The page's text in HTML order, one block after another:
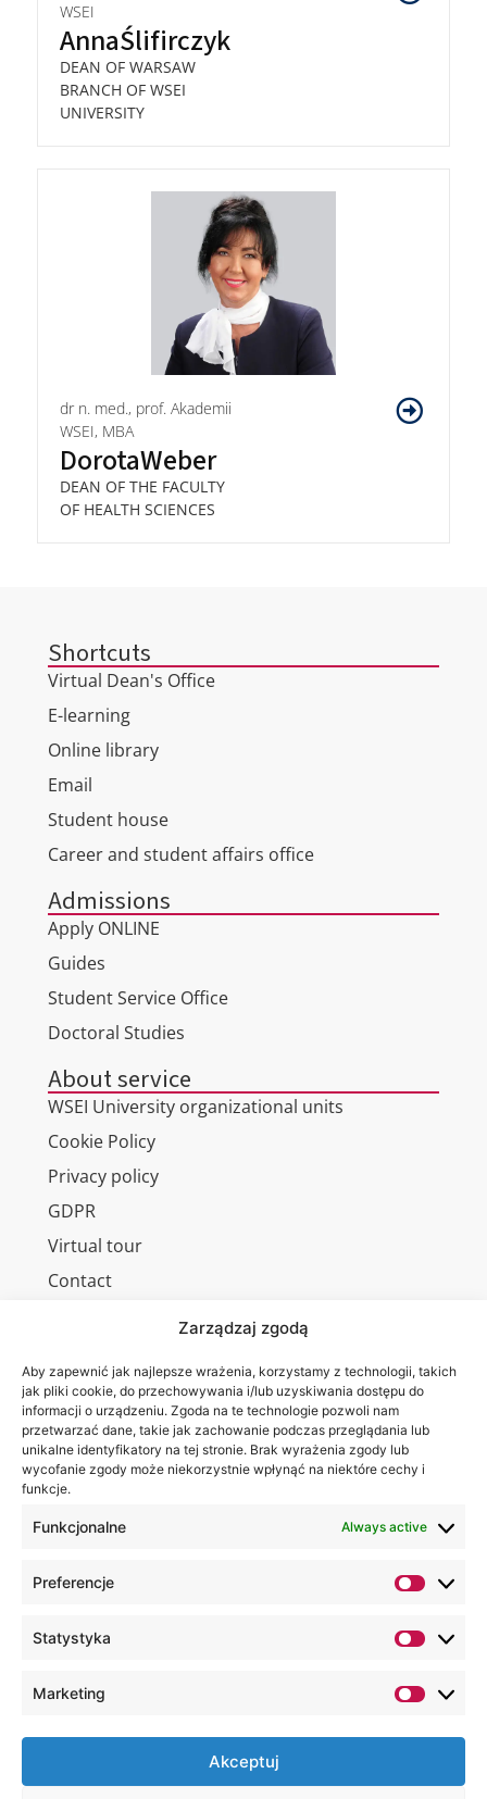
Zarządzaj zgodą
Aby zapewnić jak najlepsze wrażenia, korzystamy z technologii, takich
jak pliki cookie, do przechowywania i/lub uzyskiwania dostępu do
informacji o urządzeniu. Zgoda na te technologie pozwoli nam
przetwarzać dane, takie jak zachowanie podczas przeglądania lub
unikalne identyfikatory na tej stronie. Brak wyrażenia zgody lub
wycofanie zgody może niekorzystnie wpłynąć na niektóre cechy i
funkcje.
Funkcjonalne Always active
Preferencje
Statystyka
Marketing
Akceptuj
WSEI
AnnaŚlifirczyk
DEAN OF WARSAW
BRANCH OF WSEI
UNIVERSITY
dr n. med., prof. Akademii
WSEI, MBA
DorotaWeber
DEAN OF THE FACULTY
OF HEALTH SCIENCES
Shortcuts
Virtual Dean's Office
E-learning
Online library
Email
Student house
Career and student affairs office
Admissions
Apply ONLINE
Guides
Student Service Office
Doctoral Studies
About service
WSEI University organizational units
Cookie Policy
Privacy policy
GDPR
Virtual tour
Contact
WSEI
University
4
Projektowa
13
kancelaria@wsei.pl
Wa are on: